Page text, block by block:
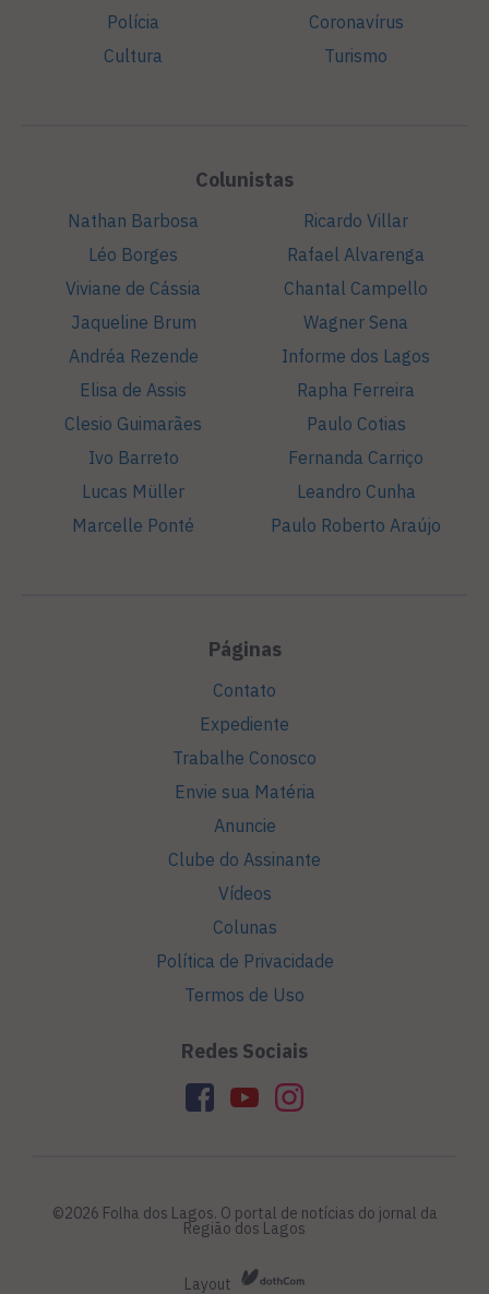
Polícia
Cultura
Coronavírus
Turismo
Colunistas
Nathan Barbosa
Léo Borges
Viviane de Cássia
Jaqueline Brum
Andréa Rezende
Elisa de Assis
Clesio Guimarães
Ivo Barreto
Lucas Müller
Marcelle Ponté
Ricardo Villar
Rafael Alvarenga
Chantal Campello
Wagner Sena
Informe dos Lagos
Rapha Ferreira
Paulo Cotias
Fernanda Carriço
Leandro Cunha
Paulo Roberto Araújo
Páginas
Contato
Expediente
Trabalhe Conosco
Envie sua Matéria
Anuncie
Clube do Assinante
Vídeos
Colunas
Política de Privacidade
Termos de Uso
Redes Sociais
©2026 Folha dos Lagos. O portal de notícias do jornal da
Região dos Lagos
Layout